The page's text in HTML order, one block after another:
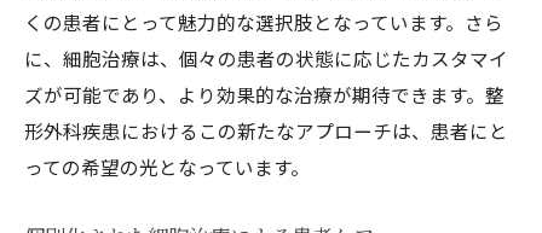
くの患者にとって魅力的な選択肢となっています。さら
に、細胞治療は、個々の患者の状態に応じたカスタマイ
ズが可能であり、より効果的な治療が期待できます。整
形外科疾患におけるこの新たなアプローチは、患者にと
っての希望の光となっています。